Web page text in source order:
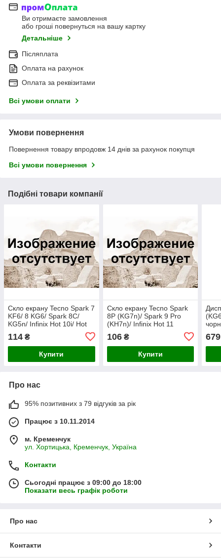
Ви отримаєте замовлення
або гроші повернуться на вашу картку
Детальніше
Післяплата
Оплата на рахунок
Оплата за реквізитами
Всі умови оплати
Умови повернення
Повернення товару впродовж 14 днів за рахунок покупця
Всі умови повернення
Подібні товари компанії
Скло екрану Tecno Spark 7
KF6/ 8 KG6/ Spark 8C/
KG5n/ Infinix Hot 10i/ Hot
114 ₴
Купити
Скло екрану Tecno Spark
8P (KG7n)/ Spark 9 Pro
(KH7n)/ Infinix Hot 11
106₴
Купити
679
Про нас
95% позитивних з 79 відгуків за рік
Працює з 10.11.2014
м. Кременчук
ул. Хортицька, Кременчук, Україна
Контакти
Сьогодні працює з 09:00 до 18:00
Показати весь графік роботи
Про нас
Контакти